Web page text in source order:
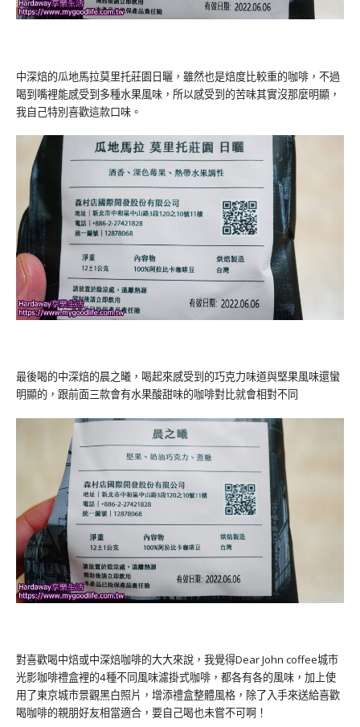
中深焙的瓜地馬拉莫里托莊園日曬，雖然也是焙度比較重的咖啡，不過
喝到嘴裡能感受到多種水果風味，所以感受到的苦味其實沒那麼明顯，
我自己特別喜歡這款口味。
最後喝的中深焙的晨之曦，喝起來感受到的巧克力味道與堅果風味還蠻
明顯的，跟前面三款會有水果酸甜味的咖啡對比就會相對不同
對喜歡喝中焙或中深焙咖啡的大大來說，我覺得Dear John coffee城市
光影咖啡禮盒裡的4種不同風味濾掛式咖啡，都各有各的風味，加上使
用了東京城市景觀黑白照片，增添禮盒整體風格，除了入手來送給喜歡
喝咖啡的親朋好友相當適合，要自己喝也未嘗不可啊！